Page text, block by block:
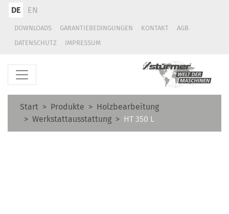
DE EN
DOWNLOADS GARANTIEBEDINGUNGEN KONTAKT
AGB
DATENSCHUTZ
IMPRESSUM
Start Produkte
Holzbearbeitung
Werkstattausstattung
HT 350 L